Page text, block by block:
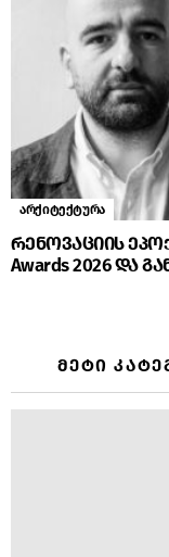
არქიტექტურა
რენოვაციის
Awards 2026 და
ᲛᲔᲢᲘ